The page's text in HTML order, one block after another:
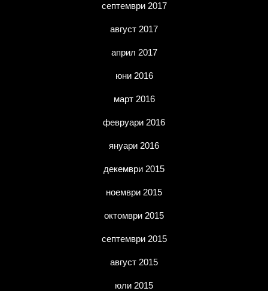
септември 2017
август 2017
април 2017
юни 2016
март 2016
февруари 2016
януари 2016
декември 2015
ноември 2015
октомври 2015
септември 2015
август 2015
юли 2015